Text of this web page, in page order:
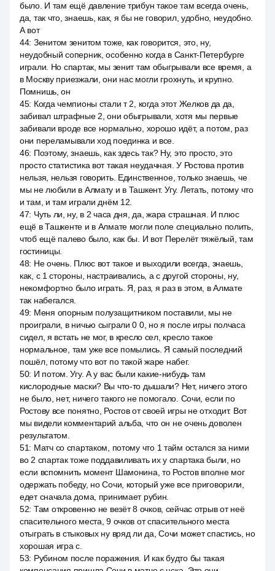
было. И там ещё давление трибун такое там всегда очень,
да, так что, знаешь, как, я бы не говорил, удобно, неудобно.
А вот
44: Зенитом зенитом тоже, как говорится, это, ну,
неудобный соперник, особенно когда в Санкт-Петербурге
играли. Но спартак, мы зенит там обыгрывали все время, а
в Москву приезжали, они нас могли грохнуть, и крупно.
Помнишь, он
45: Когда чемпионы стали т 2, когда этот Желков да да,
забивал штрафные 2, они обыгрывали, хотя мы первые
забивали вроде все нормально, хорошо идёт, а потом, раз
они переламывали ход поединка и все.
46: Поэтому, знаешь, как здесь так? Ну, это просто, это
просто статистика вот такая неудачная. У Ростова против
нельзя, нельзя говорить. Единственное, только знаешь, че
мы не любили в Алмату и в Ташкент. Угу. Летать, потому что
и там, и там играли днём 12.
47: Чуть ли, ну, в 2 часа дня, да, жара страшная. И плюс
ещё в Ташкенте и в Алмате могли поле специально полить,
чтоб ещё палево было, как бы. И вот Перелёт тяжёлый, там
гостиницы.
48: Не очень. Плюс вот такое и выходили всегда, знаешь,
как, с 1 стороны, настраивались, а с другой стороны, ну,
некомфортно было играть. Я, раз, я раз в этом, в Алмате
так набегался.
49: Меня опорным полузащитником поставили, мы не
проиграли, в ничью сыграли 0 0, но я после игры полчаса
сидел, я встать не мог, в кресло сел, кресло такое
нормальное, там уже все помылись. Я самый последний
пошёл, потому что вот по такой жаре набег.
50: И потом. Угу. А у вас были какие-нибудь там
кислородные маски? Вы что-то дышали? Нет, ничего этого
не было, нет, ничего такого не помогало. Сочи, если по
Ростову все понятно, Ростов от своей игры не отходит. Вот
мы видели комментарий альба, что он не очень доволен
результатом.
51: Матч со спартаком, потому что 1 тайм остался за ними
во 2 спартак тоже поддавиливать их у спартака были, но
если вспомнить момент Шамонина, то Ростов вполне мог
одержать победу, но Сочи, который уже все приговорили,
едет сначала дома, принимает рубин.
52: Там откровенно не везёт 8 очков, сейчас отрыв от неё
спасительного места, 9 очков от спасительного места
отыграть в стыковых ну вряд ли да, Сочи может спастись, но
хорошая игра с.
53: Рубином после поражения. И как будто бы такая